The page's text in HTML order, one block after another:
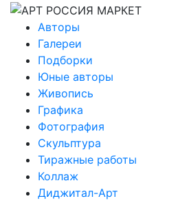
Авторы
Галереи
Подборки
Юные авторы
Живопись
Графика
Фотография
Скульптура
Тиражные работы
Коллаж
Диджитал-Арт